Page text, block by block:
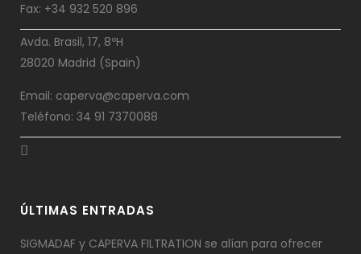
Fax: +34 932 520 896
Avda. Brasil, 17, 8ºH
28020 Madrid (Spain)
Email: caperva@caperva.com
Teléfono: 34 91 7370088
ÚLTIMAS ENTRADAS
SIGMADAF y CAPERVA FILTRATION se alían para ofrecer